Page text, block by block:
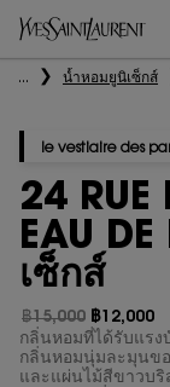
เนื้อหาหลัก
... น้ำหอมยูนิเซ็กส์
le vestiaire des
24 RUE
EAU
เซ็กส์
ราคาเก่า
฿15,000
ราคาใหม่
฿12,000
กลิ่นหอมที่ได้รับแรง
กลิ่นหอมนุ่มละมุนข
และแผ่นไม้สีขาวบ